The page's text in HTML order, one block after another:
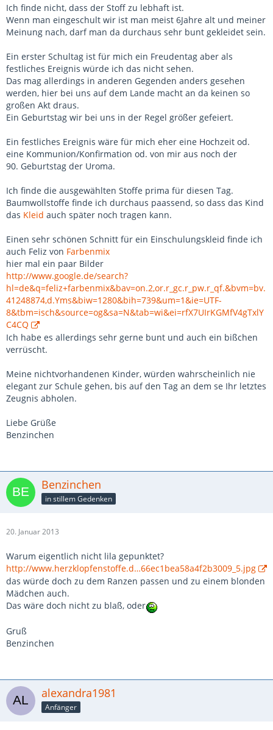
Ich finde nicht, dass der Stoff zu lebhaft ist.
Wenn man eingeschult wir ist man meist 6Jahre alt und meiner
Meinung nach, darf man da durchaus sehr bunt gekleidet sein.
Ein erster Schultag ist für mich ein Freudentag aber als
festliches Ereignis würde ich das nicht sehen.
Das mag allerdings in anderen Gegenden anders gesehen
werden, hier bei uns auf dem Lande macht an da keinen so
großen Akt draus.
Ein Geburtstag wir bei uns in der Regel größer gefeiert.
Ein festliches Ereignis wäre für mich eher eine Hochzeit od.
eine Kommunion/Konfirmation od. von mir aus noch der
90. Geburtstag der Uroma.
Ich finde die ausgewählten Stoffe prima für diesen Tag.
Baumwollstoffe finde ich durchaus paassend, so dass das Kind
das Kleid auch später noch tragen kann.
Einen sehr schönen Schnitt für ein Einschulungskleid finde ich
auch Feliz von Farbenmix
hier mal ein paar Bilder
http://www.google.de/search?
hl=de&q=feliz+farbenmix&bav=on.2,or.r_gc.r_pw.r_qf.&bvm=bv.
41248874,d.Yms&biw=1280&bih=739&um=1&ie=UTF-
8&tbm=isch&source=og&sa=N&tab=wi&ei=rfX7UIrKGMfV4gTxlY
C4CQ
Ich habe es allerdings sehr gerne bunt und auch ein bißchen
verrüscht.
Meine nichtvorhandenen Kinder, würden wahrscheinlich nie
elegant zur Schule gehen, bis auf den Tag an dem se Ihr letztes
Zeugnis abholen.
Liebe Grüße
Benzinchen
Benzinchen
in stillem Gedenken
20. Januar 2013
Warum eigentlich nicht lila gepunktet?
http://www.herzklopfenstoffe.d…66ec1bea58a4f2b3009_5.jpg
das würde doch zu dem Ranzen passen und zu einem blonden
Mädchen auch.
Das wäre doch nicht zu blaß, oder
Gruß
Benzinchen
alexandra1981
Anfänger